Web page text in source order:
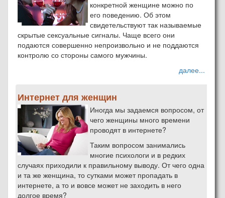
конкретной женщине можно по
его поведению. Об этом
свидетельствуют так называемые
скрытые сексуальные сигналы. Чаще всего они
подаются совершенно непроизвольно и не поддаются
контролю со стороны самого мужчины.
далее...
Интернет для женщин
Иногда мы задаемся вопросом, от
чего женщины много времени
проводят в интернете?
Таким вопросом занимались
многие психологи и в редких
случаях приходили к правильному выводу. От чего одна
и та же женщина, то сутками может пропадать в
интернете, а то и вовсе может не заходить в него
долгое время?